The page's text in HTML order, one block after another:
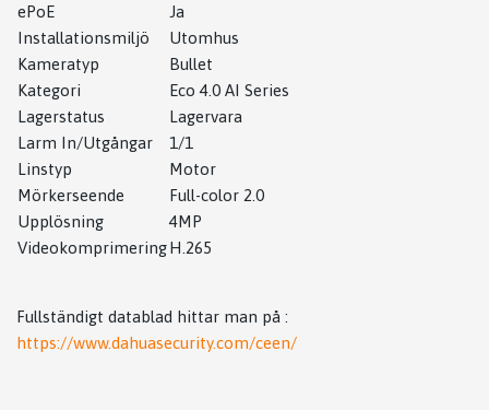
ePoE
Ja
Installationsmiljö
Utomhus
Kameratyp
Bullet
Kategori
Eco 4.0 AI Series
Lagerstatus
Lagervara
Larm In/Utgångar
1/1
Linstyp
Motor
Mörkerseende
Full-color 2.0
Upplösning
4MP
VideokomprimeringH.265
Fullständigt datablad hittar man på :
https://www.dahuasecurity.com/ceen/